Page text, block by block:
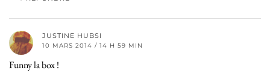
JUSTINE HUBSI
10 MARS 2014 / 14 H 59 MIN
Funny la box !